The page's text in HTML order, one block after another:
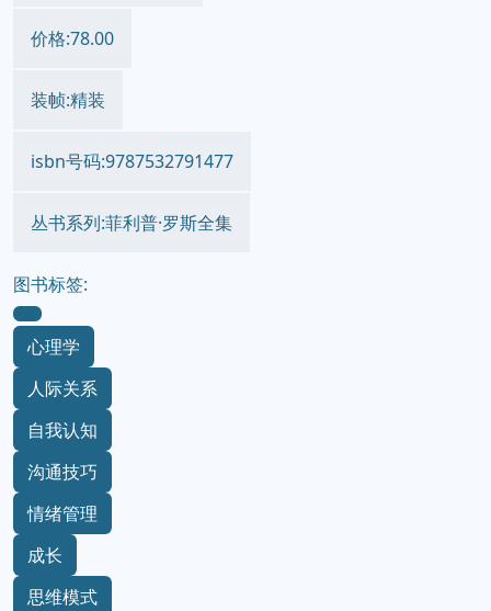
价格:78.00
装帧:精装
isbn号码:9787532791477
丛书系列:菲利普·罗斯全集
图书标签:
心理学
人际关系
自我认知
沟通技巧
情绪管理
成长
思维模式